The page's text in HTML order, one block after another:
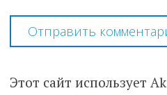
Этот сайт использует